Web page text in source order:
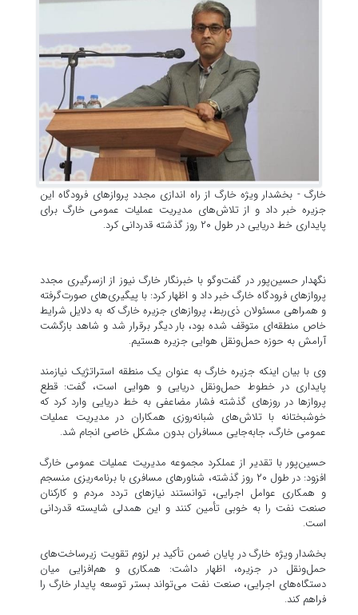
خارگ - بخشدار ویژه خارگ از راه اندازی مجدد پروازهای فرودگاه این
جزیره خبر داد و از تلاش‌های مدیریت عملیات عمومی خارگ برای
پایداری خط دریایی در طول ۲۰ روز گذشته قدردانی کرد.
نگهدار حسین‌پور در گفت‌وگو با خبرنگار خارگ نیوز از ازسرگیری مجدد
پروازهای فرودگاه خارگ خبر داد و اظهار کرد: با پیگیری‌های صورت‌گرفته
و همراهی مسئولان ذی‌ربط، پروازهای جزیره خارگ که به دلایل شرایط
خاص منطقه‌ای متوقف شده بود، بار دیگر برقرار شد و شاهد بازگشت
آرامش به حوزه حمل‌ونقل هوایی جزیره هستیم.
وی با بیان اینکه جزیره خارگ به عنوان یک منطقه استراتژیک نیازمند
پایداری در خطوط حمل‌ونقل دریایی و هوایی است، گفت: قطع
پروازها در روزهای گذشته فشار مضاعفی به خط دریایی وارد کرد که
خوشبختانه با تلاش‌های شبانه‌روزی همکاران در مدیریت عملیات
عمومی خارگ، جابه‌جایی مسافران بدون مشکل خاصی انجام شد.
حسین‌پور با تقدیر از عملکرد مجموعه مدیریت عملیات عمومی خارگ
افزود: در طول ۲۰ روز گذشته، شناورهای مسافری با برنامه‌ریزی منسجم
و همکاری عوامل اجرایی، توانستند نیازهای تردد مردم و کارکنان
صنعت نفت را به خوبی تأمین کنند و این همدلی شایسته قدردانی
است.
بخشدار ویژه خارگ در پایان ضمن تأکید بر لزوم تقویت زیرساخت‌های
حمل‌ونقل در جزیره، اظهار داشت: همکاری و هم‌افزایی میان
دستگاه‌های اجرایی، صنعت نفت می‌تواند بستر توسعه پایدار خارگ را
فراهم کند.